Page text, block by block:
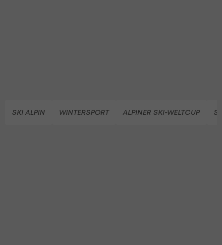
SKI ALPIN WINTERSPORT ALPINER SKI-WELTCUP